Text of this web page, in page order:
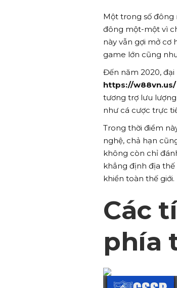
Một trong số đông
đông một-một vì
này vẫn gợi mở cơ
game lớn cũng
Đến năm 2020, đại
https://w88vn.us/
tương trợ lưu
như cá cược trực
Trong thời điểm
nghệ, chả hạn
không còn chỉ
khẳng định địa
khiển toàn thế giới.
Các
phía